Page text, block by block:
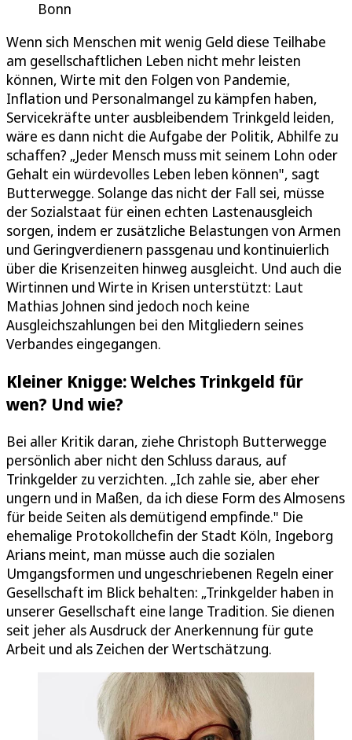
Bonn
Wenn sich Menschen mit wenig Geld diese Teilhabe
am gesellschaftlichen Leben nicht mehr leisten
können, Wirte mit den Folgen von Pandemie,
Inflation und Personalmangel zu kämpfen haben,
Servicekräfte unter ausbleibendem Trinkgeld leiden,
wäre es dann nicht die Aufgabe der Politik, Abhilfe zu
schaffen? „Jeder Mensch muss mit seinem Lohn oder
Gehalt ein würdevolles Leben leben können", sagt
Butterwegge. Solange das nicht der Fall sei, müsse
der Sozialstaat für einen echten Lastenausgleich
sorgen, indem er zusätzliche Belastungen von Armen
und Geringverdienern passgenau und kontinuierlich
über die Krisenzeiten hinweg ausgleicht. Und auch die
Wirtinnen und Wirte in Krisen unterstützt: Laut
Mathias Johnen sind jedoch noch keine
Ausgleichszahlungen bei den Mitgliedern seines
Verbandes eingegangen.
Kleiner Knigge: Welches Trinkgeld für
wen? Und wie?
Bei aller Kritik daran, ziehe Christoph Butterwegge
persönlich aber nicht den Schluss daraus, auf
Trinkgelder zu verzichten. „Ich zahle sie, aber eher
ungern und in Maßen, da ich diese Form des Almosens
für beide Seiten als demütigend empfinde." Die
ehemalige Protokollchefin der Stadt Köln, Ingeborg
Arians meint, man müsse auch die sozialen
Umgangsformen und ungeschriebenen Regeln einer
Gesellschaft im Blick behalten: „Trinkgelder haben in
unserer Gesellschaft eine lange Tradition. Sie dienen
seit jeher als Ausdruck der Anerkennung für gute
Arbeit und als Zeichen der Wertschätzung.